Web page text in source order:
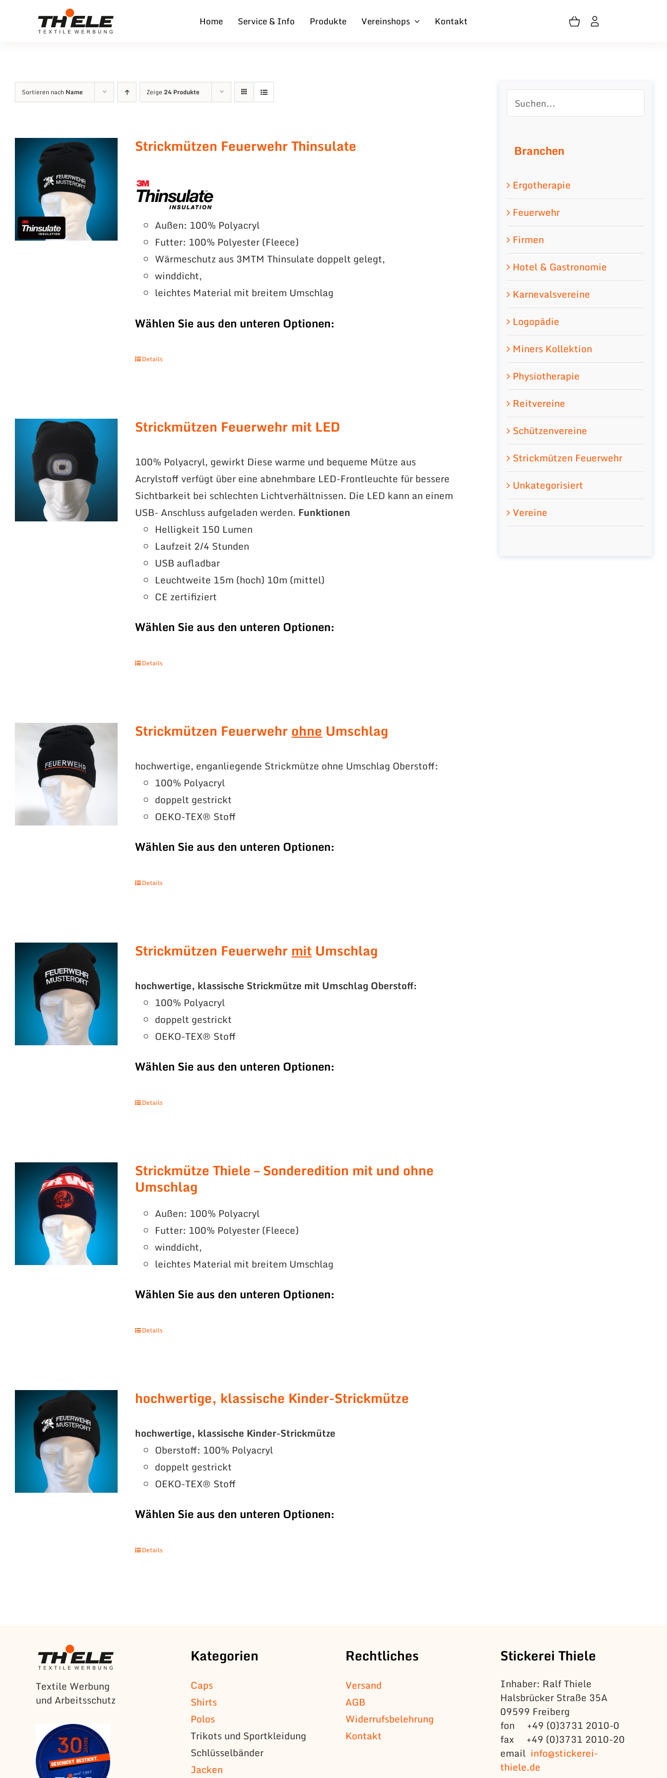
Home Service & Info Produkte Vereinshops Kontakt
Sortieren nach Name Zeige 24 Produkte
Strickmützen Feuerwehr Thinsulate
Außen: 100% Polyacryl
Futter: 100% Polyester (Fleece)
Wärmeschutz aus 3MTM Thinsulate doppelt gelegt,
winddicht,
leichtes Material mit breitem Umschlag
Wählen Sie aus den unteren Optionen:
Details
Strickmützen Feuerwehr mit LED
100% Polyacryl, gewirkt Diese warme und bequeme Mütze aus
Acrylstoff verfügt über eine abnehmbare LED-Frontleuchte für bessere
Sichtbarkeit bei schlechten Lichtverhältnissen. Die LED kann an einem
USB- Anschluss aufgeladen werden. Funktionen
Helligkeit 150 Lumen
Laufzeit 2/4 Stunden
USB aufladbar
Leuchtweite 15m (hoch) 10m (mittel)
CE zertifiziert
Wählen Sie aus den unteren Optionen:
Details
Strickmützen Feuerwehrohne Umschlag
hochwertige, enganliegende Strickmütze ohne Umschlag Oberstoff:
100% Polyacryl
doppelt gestrickt
OEKO-TEX® Stoff
Wählen Sie aus den unteren Optionen:
Details
Strickmützen Feuerwehr mit Umschlag
hochwertige, klassische Strickmütze mit Umschlag Oberstoff:
100% Polyacryl
doppelt gestrickt
OEKO-TEX® Stoff
Wählen Sie aus den unteren Optionen:
Details
Strickmütze Thiele – Sonderedition mit und ohne
Umschlag
Außen: 100% Polyacryl
Futter: 100% Polyester (Fleece)
winddicht,
leichtes Material mit breitem Umschlag
Wählen Sie aus den unteren Optionen:
Details
hochwertige, klassische Kinder-Strickmütze
hochwertige, klassische Kinder-Strickmütze
Oberstoff: 100% Polyacryl
doppelt gestrickt
OEKO-TEX® Stoff
Wählen Sie aus den unteren Optionen:
Details
Branchen
Ergotherapie
Feuerwehr
Firmen
Hotel & Gastronomie
Karnevalsvereine
Logopädie
Miners Kollektion
Physiotherapie
Reitvereine
Schützenvereine
Strickmützen Feuerwehr
Unkategorisiert
Vereine
Textile Werbung
und Arbeitsschutz
Kategorien
Caps
Shirts
Polos
Trikots und Sportkleidung
Schlüsselbänder
Jacken
Rechtliches
Versand
AGB
Widerrufsbelehrung
Kontakt
Stickerei Thiele
Inhaber: Ralf Thiele
Halsbrücker Straße 35A
09599 Freiberg
fon +49 (0)3731 2010-0
fax +49 (0)3731 2010-20
email info@stickerei-
thiele.de